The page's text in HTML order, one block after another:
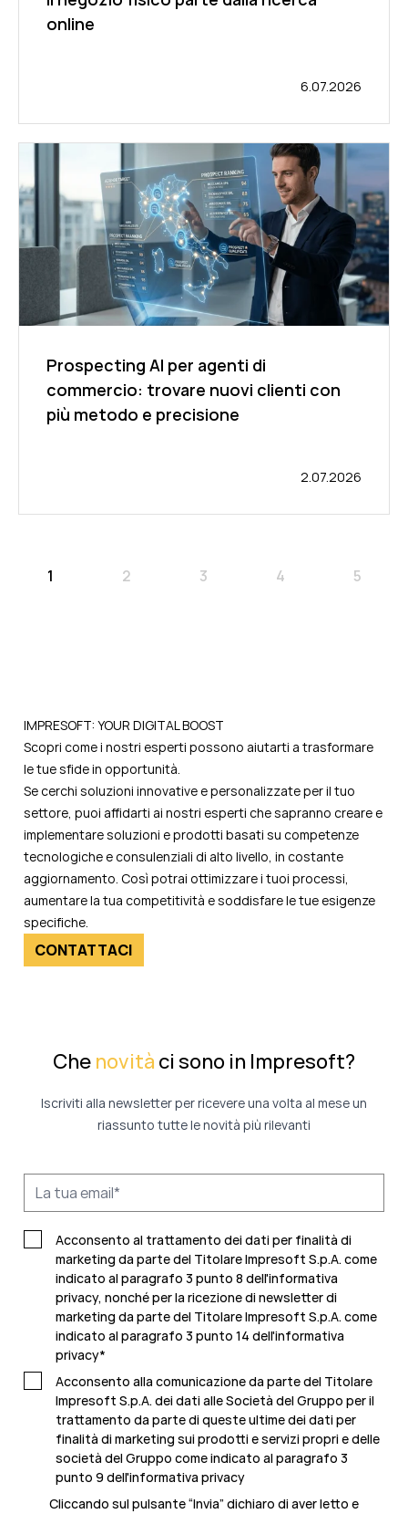
online
6.07.2026
Prospecting AI per agenti di
commercio: trovare nuovi clienti con
più metodo e precisione
2.07.2026
1 2 3 4 5
IMPRESOFT: YOUR DIGITAL BOOST
Scopri come i nostri esperti possono aiutarti a trasformare
le tue sfide in opportunità.
Se cerchi soluzioni innovative e personalizzate per il tuo
settore, puoi affidarti ai nostri esperti che sapranno creare e
implementare soluzioni e prodotti basati su competenze
tecnologiche e consulenziali di alto livello, in costante
aggiornamento. Così potrai ottimizzare i tuoi processi,
aumentare la tua competitività e soddisfare le tue esigenze
specifiche.
CONTATTACI
Che novità ci sono in Impresoft?
Iscriviti alla newsletter per ricevere una volta al mese un
riassunto tutte le novità più rilevanti
Acconsento al trattamento dei dati per finalità di
marketing da parte del Titolare Impresoft S.p.A. come
indicato al paragrafo 3 punto 8 dell'informativa
privacy, nonché per la ricezione di newsletter di
marketing da parte del Titolare Impresoft S.p.A. come
indicato al paragrafo 3 punto 14 dell'informativa
privacy*
Acconsento alla comunicazione da parte del Titolare
Impresoft S.p.A. dei dati alle Società del Gruppo per il
trattamento da parte di queste ultime dei dati per
finalità di marketing sui prodotti e servizi propri e delle
società del Gruppo come indicato al paragrafo 3
punto 9 dell'informativa privacy
Cliccando sul pulsante “Invia” dichiaro di aver letto e